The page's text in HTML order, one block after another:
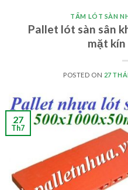
TẤM LÓT SÀN
Pallet lót sàn sân
mặt kín
POSTED ON 27
27
Th7